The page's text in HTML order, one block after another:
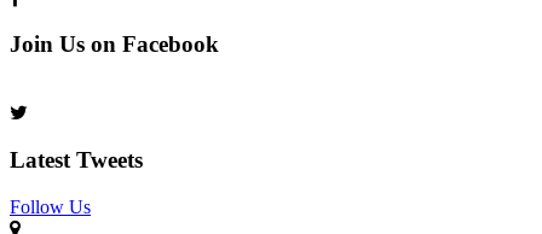
Join Us on Facebook
Latest Tweets
Follow Us​